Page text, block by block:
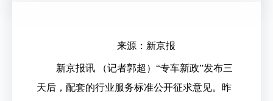
来源：新京报
新京报讯 （记者郭超）“专车新政”发布三
天后，配套的行业服务标准公开征求意见。昨